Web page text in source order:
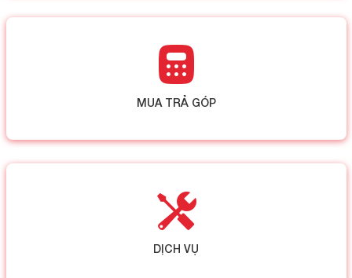
MUA TRẢ GÓP
DỊCH VỤ